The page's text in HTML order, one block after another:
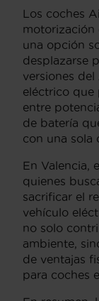
Los coches
motorización
una opción
desplazarse
versiones del
eléctrico que
entre
de batería
con una sola
En Valencia,
quienes
sacrificar el
vehículo
no solo
ambiente,
de ventajas
para coches